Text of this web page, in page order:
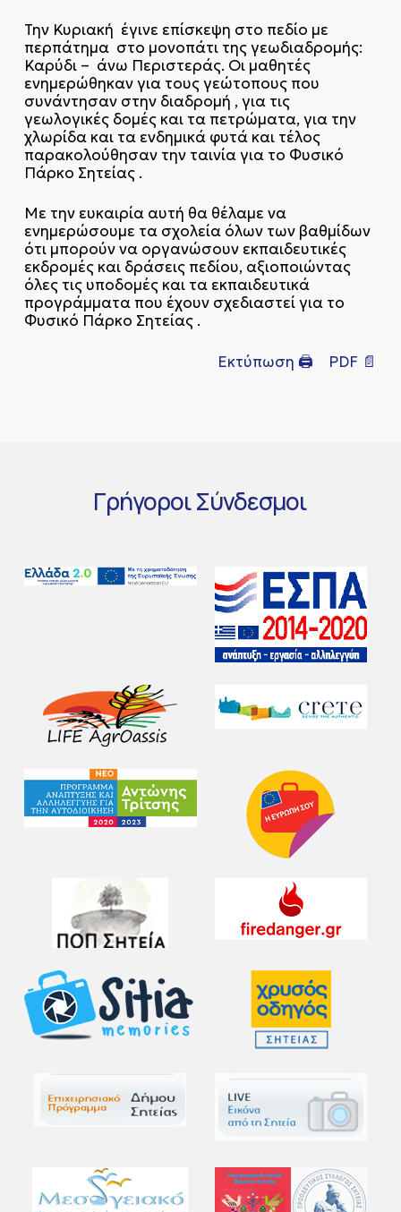
Την Κυριακή έγινε επίσκεψη στο πεδίο με
περπάτημα στο μονοπάτι της γεωδιαδρομής:
Καρύδι – άνω Περιστεράς. Οι μαθητές
ενημερώθηκαν για τους γεώτοπους που
συνάντησαν στην διαδρομή , για τις
γεωλογικές δομές και τα πετρώματα, για την
χλωρίδα και τα ενδημικά φυτά και τέλος
παρακολούθησαν την ταινία για το Φυσικό
Πάρκο Σητείας .
Με την ευκαιρία αυτή θα θέλαμε να
ενημερώσουμε τα σχολεία όλων των βαθμίδων
ότι μπορούν να οργανώσουν εκπαιδευτικές
εκδρομές και δράσεις πεδίου, αξιοποιώντας
όλες τις υποδομές και τα εκπαιδευτικά
προγράμματα που έχουν σχεδιαστεί για το
Φυσικό Πάρκο Σητείας .
Εκτύπωση 🖨 PDF 📄
ΓρήγοροιΣύνδεσμοι